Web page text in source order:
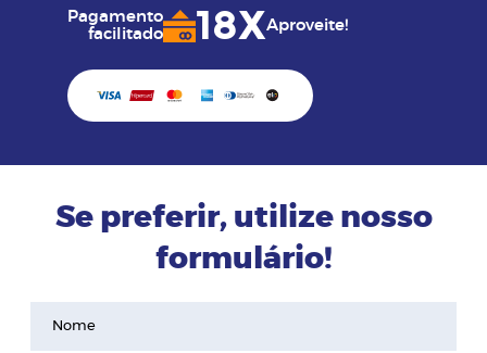
Pagamento
facilitado
18XAproveite!
Se preferir, utilize nosso
formulário!
Nome